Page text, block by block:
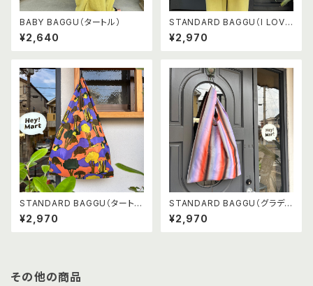
BABY BAGGU（タートル）
¥2,640
STANDARD BAGGU（I LOVE
NY）
¥2,970
STANDARD BAGGU（タート
ル）
¥2,970
STANDARD BAGGU（グラデ
ーションストライプ オレンジ×パ
ープル）
¥2,970
その他の商品